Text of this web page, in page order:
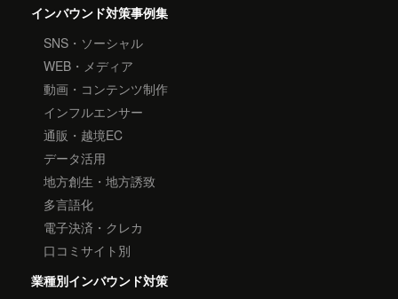
インバウンド対策事例集
SNS・ソーシャル
WEB・メディア
動画・コンテンツ制作
インフルエンサー
通販・越境EC
データ活用
地方創生・地方誘致
多言語化
電子決済・クレカ
口コミサイト別
業種別インバウンド対策